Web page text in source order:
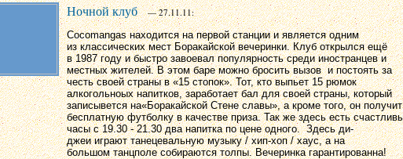
Ночной клуб
— 27.11.11:
Cocomangas находится на первой станции и является одним
из классических мест Боракайской вечеринки. Клуб открылся ещё
в 1987 году и быстро завоевал популярность среди иностранцев и
местных жителей. В этом баре можно бросить вызов и постоять за
честь своей страны в «15 стопок». Тот, кто выпьет 15 рюмок
алкогольноых напитков, заработает бал для своей страны, который
записывется на«Боракайской Стене славы», а кроме того, он получит
бесплатную футболку в качестве приза. Так же здесь есть
часы с 19.30 - 21.30 два напитка по цене одного. Здесь ди-
джеи играют танецевальную музыку / хип-хоп / хаус, а на
большом танцполе собираются толпы. Вечеринка гарантированна!